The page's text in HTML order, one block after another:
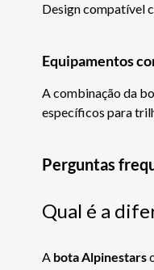
Design compatível
Equipamentos
A combinação da
específicos para
Perguntas
Qual é a
A bota Alpinestars